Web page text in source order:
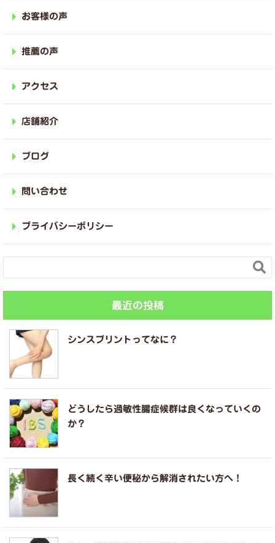
お客様の声
推薦の声
アクセス
店舗紹介
ブログ
問い合わせ
プライバシーポリシー

最近の投稿
シンスプリントってなに？
どうしたら過敏性腸症候群は良くなっていくの
か？
長く続く辛い便秘から解消されたい方へ！